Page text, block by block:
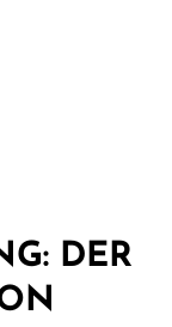
DER